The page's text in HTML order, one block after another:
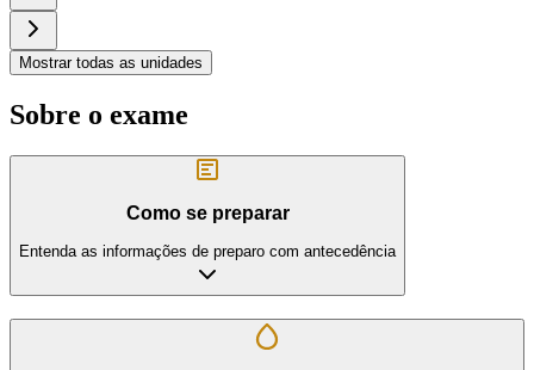
Mostrar todas as unidades
Sobre o exame
Como se preparar
Entenda as informações de preparo com antecedência